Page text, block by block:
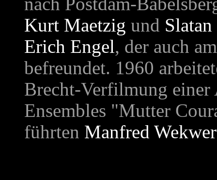
Kurt Maetzig und
Erich Engel, der auch
befreundet. 1960
Brecht-Verfilmung
Ensembles "Mutter
führten Manfred